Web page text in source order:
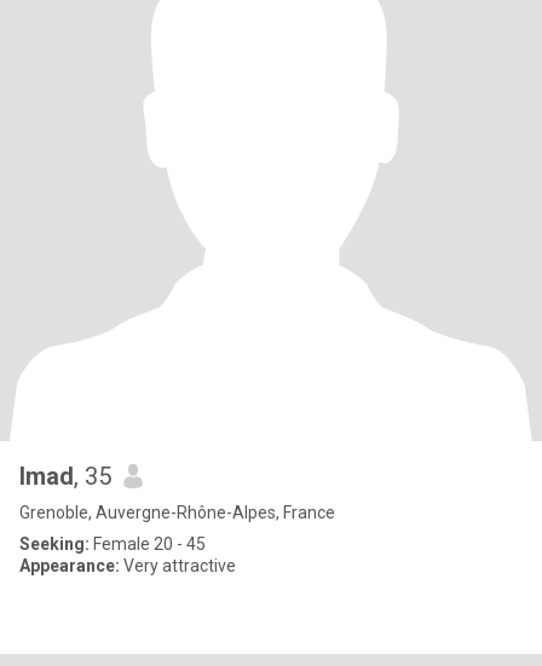
Imad, 35
Grenoble, Auvergne-Rhône-Alpes, France
Seeking: Female 20 - 45
Appearance: Very attractive